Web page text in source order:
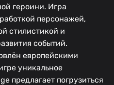
героини. Игра
персонажей,
стилистикой и
событий.
европейскими
уникальное
предлагает погрузиться